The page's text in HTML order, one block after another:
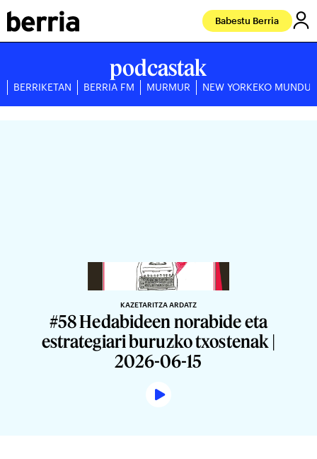
Babestu Berria
podcastak
BERRIKETAN BERRIA FM MURMUR NEW YORKEKO
KAZETARITZA ARDATZ
#58 Hedabideen norabide eta
estrategiari buruzko txostenak |
2026-06-15